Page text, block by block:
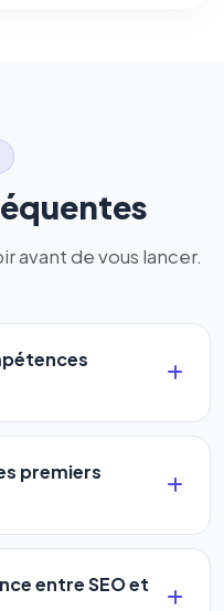
avant de vous lancer.
a été conçu pour
: artisans,
PME ou
de votre
le logiciel gère tout
premiers
une
en4 à 6
un marathon, pas
entre SEO et